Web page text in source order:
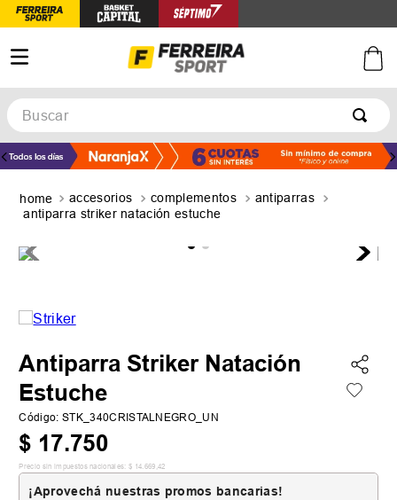
Buscar
TÉRMINOS MÁS BUSCADOS
2.
zapatillas
accesorios complementos
antiparras
antiparra striker natación estuche
Antiparra Striker Natación
Estuche
Código: STK_340CRISTALNEGRO_UN
$ 17.750
Precio sin impuestos nacionales: $ 14.669 ,42
¡Aprovechá nuestras promos bancarias!